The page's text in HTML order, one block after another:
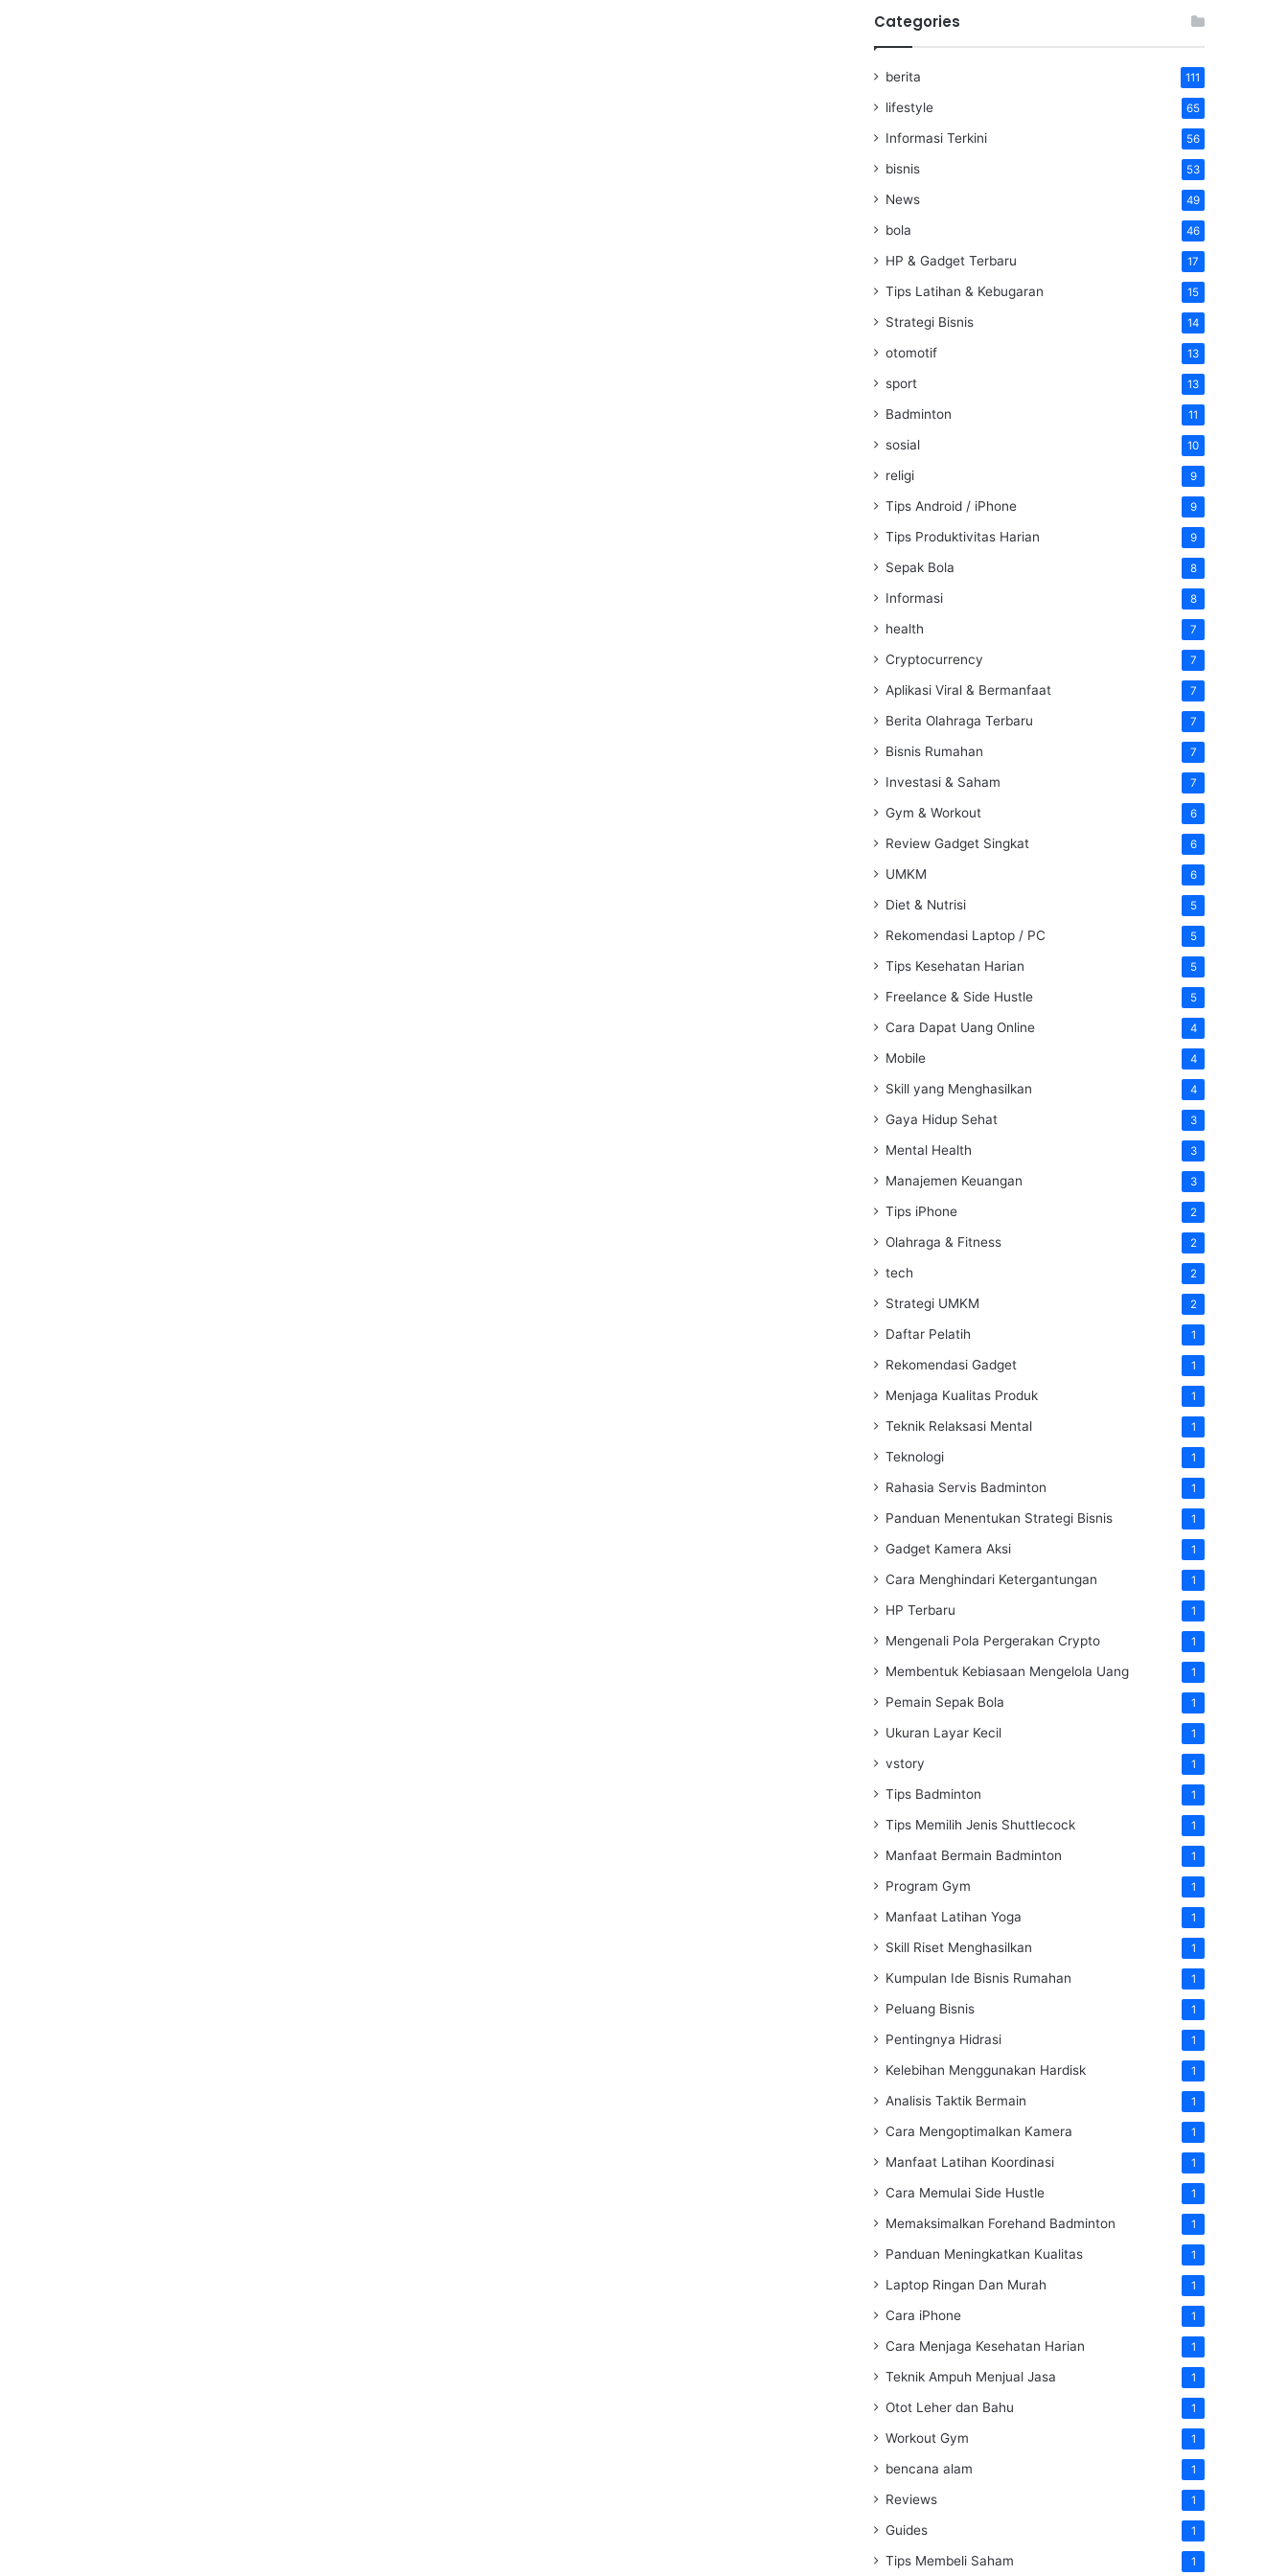
Categories
berita 111
lifestyle 65
Informasi Terkini 56
bisnis 53
News 49
bola 46
HP & Gadget Terbaru 17
Tips Latihan & Kebugaran 15
Strategi Bisnis 14
otomotif 13
sport 13
Badminton 11
sosial 10
religi 9
Tips Android / iPhone 9
Tips Produktivitas Harian 9
Sepak Bola 8
Informasi 8
health 7
Cryptocurrency 7
Aplikasi Viral & Bermanfaat 7
Berita Olahraga Terbaru 7
Bisnis Rumahan 7
Investasi & Saham 7
Gym & Workout 6
Review Gadget Singkat 6
UMKM 6
Diet & Nutrisi 5
Rekomendasi Laptop / PC 5
Tips Kesehatan Harian 5
Freelance & Side Hustle 5
Cara Dapat Uang Online 4
Mobile 4
Skill yang Menghasilkan 4
Gaya Hidup Sehat 3
Mental Health 3
Manajemen Keuangan 3
Tips iPhone 2
Olahraga & Fitness 2
tech 2
Strategi UMKM 2
Daftar Pelatih 1
Rekomendasi Gadget 1
Menjaga Kualitas Produk 1
Teknik Relaksasi Mental 1
Teknologi 1
Rahasia Servis Badminton 1
Panduan Menentukan Strategi Bisnis 1
Gadget Kamera Aksi 1
Cara Menghindari Ketergantungan 1
HP Terbaru 1
Mengenali Pola Pergerakan Crypto 1
Membentuk Kebiasaan Mengelola Uang 1
Pemain Sepak Bola 1
Ukuran Layar Kecil 1
vstory 1
Tips Badminton 1
Tips Memilih Jenis Shuttlecock 1
Manfaat Bermain Badminton 1
Program Gym 1
Manfaat Latihan Yoga 1
Skill Riset Menghasilkan 1
Kumpulan Ide Bisnis Rumahan 1
Peluang Bisnis 1
Pentingnya Hidrasi 1
Kelebihan Menggunakan Hardisk 1
Analisis Taktik Bermain 1
Cara Mengoptimalkan Kamera 1
Manfaat Latihan Koordinasi 1
Cara Memulai Side Hustle 1
Memaksimalkan Forehand Badminton 1
Panduan Meningkatkan Kualitas 1
Laptop Ringan Dan Murah 1
Cara iPhone 1
Cara Menjaga Kesehatan Harian 1
Teknik Ampuh Menjual Jasa 1
Otot Leher dan Bahu 1
Workout Gym 1
bencana alam 1
Reviews 1
Guides 1
Tips Membeli Saham 1